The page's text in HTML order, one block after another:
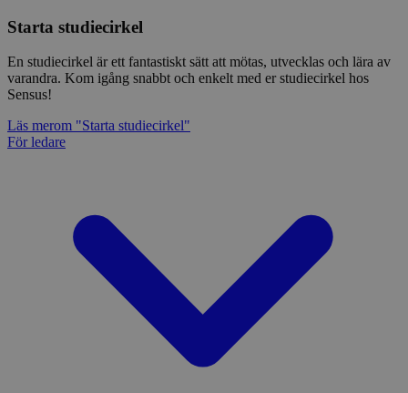
Starta studiecirkel
En studiecirkel är ett fantastiskt sätt att mötas, utvecklas och lära av
varandra. Kom igång snabbt och enkelt med er studiecirkel hos
Sensus!
Läs merom "Starta studiecirkel"
För ledare